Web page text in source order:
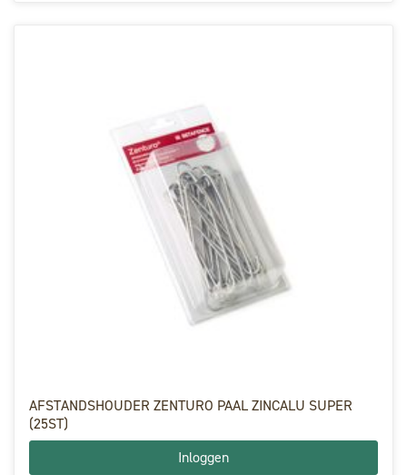
AFSTANDSHOUDER ZENTURO PAAL ZINCALU SUPER
(25ST)
Inloggen